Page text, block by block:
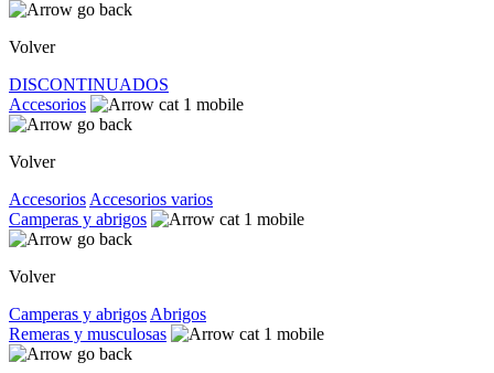
Volver
DISCONTINUADOS
Accesorios
Volver
Accesorios Accesorios varios
Camperas y abrigos
Volver
Camperas y abrigos Abrigos
Remeras y musculosas